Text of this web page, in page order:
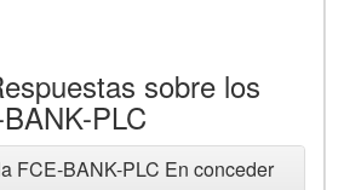
sobre los
PLC
FCE-BANK-PLC En conceder